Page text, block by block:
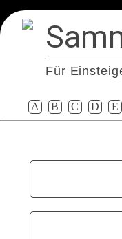
Für
A B C D E